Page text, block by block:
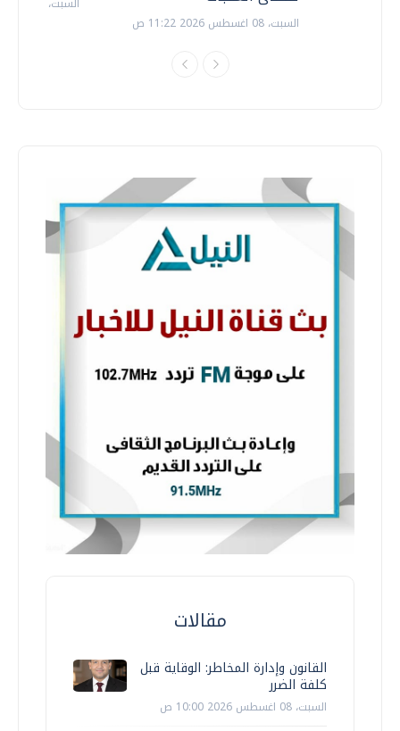
السبت، 08 اغسطس 2026 11:22 ص
مقالات
القانون وإدارة المخاطر: الوقاية قبل
كلفة الضرر
السبت، 08 اغسطس 2026 10:00 ص